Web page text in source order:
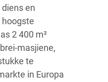
en
hoogste
2 400 m²
masjiene,
te
in Europa